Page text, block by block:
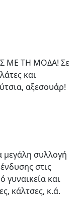
ΜΕ ΤΗ ΜΟΔΑ! Σε
και
αξεσουάρ!
μεγάλη συλλογή
στις
γυναικεία και
κάλτσες, κ.ά.